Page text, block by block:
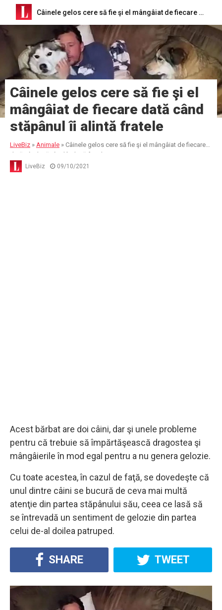
Câinele gelos cere să fie şi el mângâiat de fiecare dată când stăpânul îi alintă fratele
Câinele gelos cere să fie şi el
mângâiat de fiecare dată când
stăpânul îi alintă fratele
LiveBiz » Animale » Câinele gelos cere să fie şi el mângâiat de fiecare
dată când stăpânul îi alintă fratele
LiveBiz 09/10/2021
Acest bărbat are doi câini, dar şi unele probleme
pentru că trebuie să împărtăşească dragostea şi
mângâierile în mod egal pentru a nu genera gelozie.
Cu toate acestea, în cazul de faţă, se dovedeşte că
unul dintre câini se bucură de ceva mai multă
atenţie din partea stăpânului său, ceea ce lasă să
se întrevadă un sentiment de gelozie din partea
celui de-al doilea patruped.
SHARE TWEET